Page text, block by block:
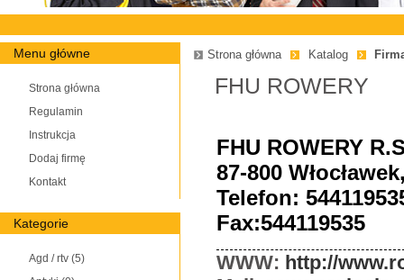
Menu główne
Strona główna
Regulamin
Instrukcja
Dodaj firmę
Kontakt
Kategorie
Agd / rtv (5)
Strona główna Katalog
FHU ROWERY
FHU ROWERY
87-800
Telefon:
Fax:544119535
WWW: http://